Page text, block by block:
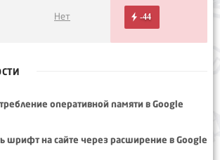
Нет -44
оперативной памяти в Google
шрифт на сайте через расширение в Google